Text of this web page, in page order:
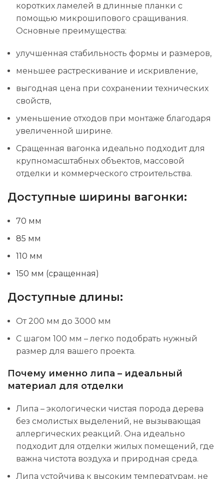
коротких ламелей в длинные планки с
помощью микрошипового сращивания.
Основные преимущества:
улучшенная стабильность формы и размеров,
меньшее растрескивание и искривление,
выгодная цена при сохранении технических
свойств,
уменьшение отходов при монтаже благодаря
увеличенной ширине.
Сращенная вагонка идеально подходит для
крупномасштабных объектов, массовой
отделки и коммерческого строительства.
Доступные ширины вагонки:
70 мм
85 мм
110 мм
150 мм (сращенная)
Доступные длины:
От 200 мм до 3000 мм
С шагом 100 мм – легко подобрать нужный
размер для вашего проекта.
Почему именно липа – идеальный
материал для отделки
Липа – экологически чистая порода дерева
без смолистых выделений, не вызывающая
аллергических реакций. Она идеально
подходит для отделки жилых помещений, где
важна чистота воздуха и природная среда.
Липа устойчива к высоким температурам, не